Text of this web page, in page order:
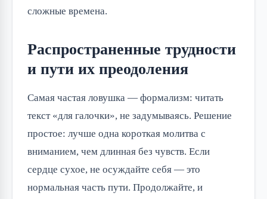
сложные времена.
Распространенные трудности
и пути их преодоления
Самая частая ловушка — формализм: читать
текст «для галочки», не задумываясь. Решение
простое: лучше одна короткая молитва с
вниманием, чем длинная без чувств. Если
сердце сухое, не осуждайте себя — это
нормальная часть пути. Продолжайте, и